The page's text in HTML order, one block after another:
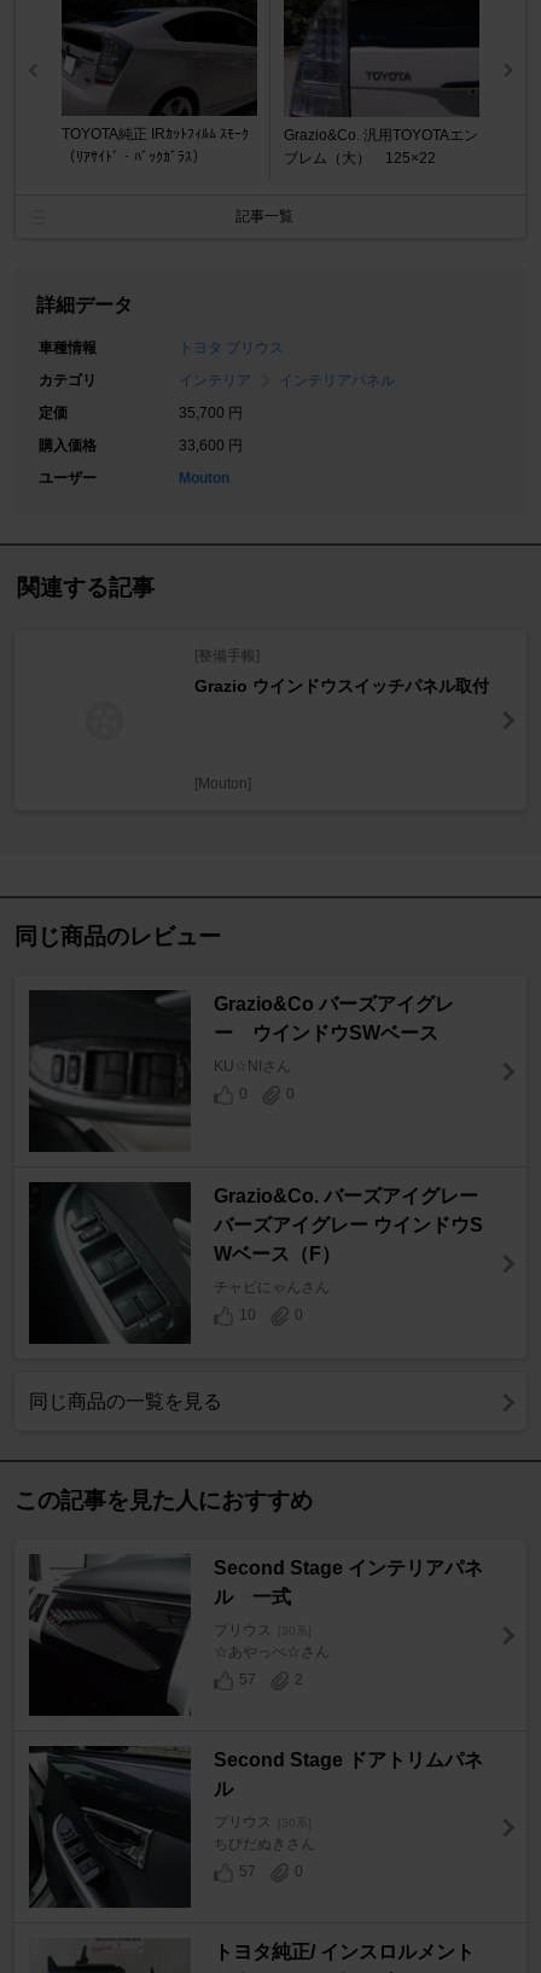
TOYOTA純正 IRｶｯﾄﾌｨﾙﾑ ｽﾓｰｸ
（ﾘｱｻｲﾄﾞ・ﾊﾞｯｸｶﾞﾗｽ）
Grazio&Co. 汎用TOYOTAエン
ブレム（大） 125×22
記事一覧
詳細データ
車種情報
トヨタ プリウス
カテゴリ
インテリア
インテリアパネル
定価
35,700 円
購入価格
33,600 円
ユーザー
Mouton
関連する記事
[整備手帳]
Grazio ウインドウスイッチパネル取付
[Mouton]
同じ商品のレビュー
Grazio&Co バーズアイグレ
ー ウインドウSWベース
KU☆NIさん
0
0
Grazio&Co. バーズアイグレー
バーズアイグレー ウインドウS
Wベース（F）
チャビにゃんさん
10
0
同じ商品の一覧を見る
この記事を見た人におすすめ
Second Stage インテリアパネ
ル 一式
プリウス
☆あやっぺ☆さん
57
2
Second Stage ドアトリムパネ
ル
プリウス
ちびだぬきさん
57
0
トヨタ純正/ インスロルメント